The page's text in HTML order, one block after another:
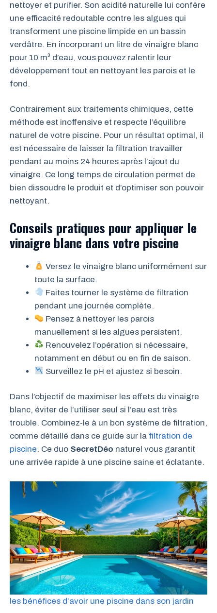
nettoyer et purifier. Son acidité naturelle lui confère
une efficacité redoutable contre les algues qui
transforment une piscine limpide en un bassin
verdâtre. En incorporant un litre de vinaigre blanc
pour 10 m³ d’eau, vous pouvez ralentir leur
développement tout en nettoyant les parois et le
fond.
Contrairement aux traitements chimiques, cette
méthode est inoffensive et respecte l’équilibre
naturel de votre piscine. Pour un résultat optimal, il
est nécessaire de laisser la filtration travailler
pendant au moins 24 heures après l’ajout du
vinaigre. Ce long temps de circulation permet de
bien dissoudre le produit et d’optimiser son pouvoir
nettoyant.
Conseils pratiques pour appliquer le
vinaigre blanc dans votre piscine
Versez le vinaigre blanc uniformément sur
toute la surface.
Faites tourner le système de filtration
pendant une journée complète.
Pensez à nettoyer les parois
manuellement si les algues persistent.
Renouvelez l’opération si nécessaire,
notamment en début ou en fin de saison.
Surveillez le pH et ajustez si besoin.
Dans l’objectif de maximiser les effets du vinaigre
blanc, éviter de l’utiliser seul si l’eau est très
trouble. Combinez-le à un bon système de filtration,
comme détaillé dans ce guide sur la filtration de
piscine. Ce duo SecretDéo naturel vous garantit
une arrivée rapide à une piscine saine et éclatante.
les bénéfices d’avoir une piscine dans son jardin